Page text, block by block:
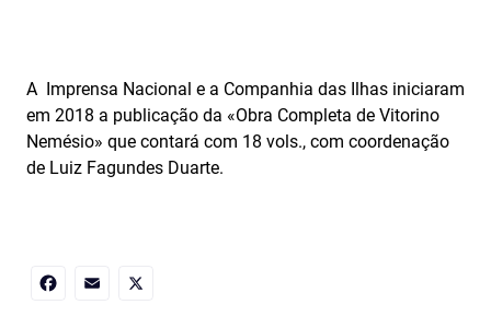
A Imprensa Nacional e a Companhia das Ilhas iniciaram
em 2018 a publicação da «Obra Completa de Vitorino
Nemésio» que contará com 18 vols., com coordenação
de Luiz Fagundes Duarte.